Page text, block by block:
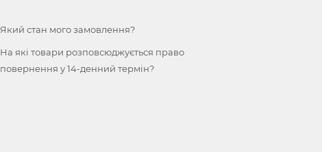
Який стан мого замовлення?
На які товари розповсюджується право
повернення у 14-денний термін?